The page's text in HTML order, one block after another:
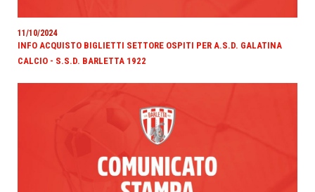
11/10/2024
INFO ACQUISTO BIGLIETTI SETTORE OSPITI PER A.S.D. GALATINA
CALCIO - S.S.D. BARLETTA 1922